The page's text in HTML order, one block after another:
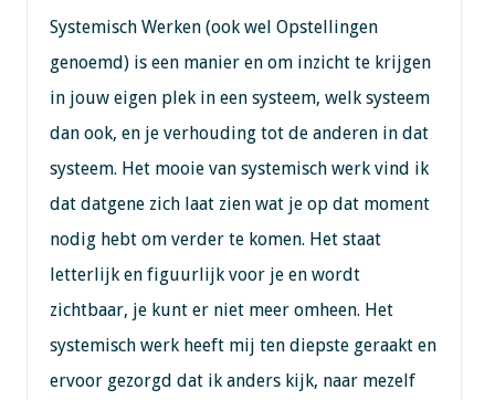
Systemisch Werken (ook wel Opstellingen
genoemd) is een manier en om inzicht te krijgen
in jouw eigen plek in een systeem, welk systeem
dan ook, en je verhouding tot de anderen in dat
systeem. Het mooie van systemisch werk vind ik
dat datgene zich laat zien wat je op dat moment
nodig hebt om verder te komen. Het staat
letterlijk en figuurlijk voor je en wordt
zichtbaar, je kunt er niet meer omheen. Het
systemisch werk heeft mij ten diepste geraakt en
ervoor gezorgd dat ik anders kijk, naar mezelf